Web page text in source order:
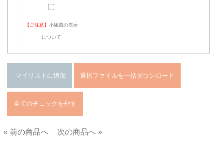
【ご注意】 小組図の表示
について
« 前の商品へ
次の商品へ »